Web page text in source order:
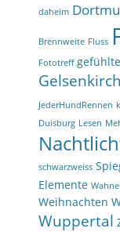
daheim
Brennweite Fluss
Fototreff
JederHundRennen
Duisburg Lesen
schwarzweiss
Elemente
Weihnachten
Wuppertal